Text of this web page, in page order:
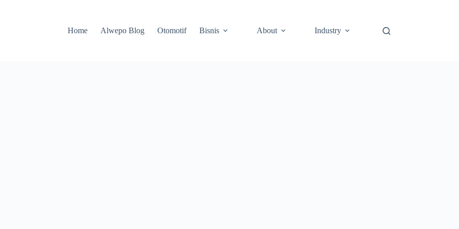
Home
Alwepo Blog Otomotif Bisnis About Industry